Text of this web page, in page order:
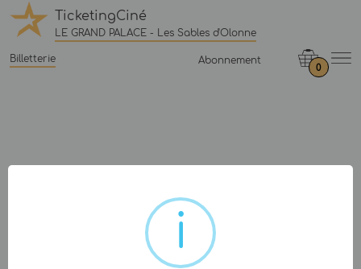
TicketingCiné
LE GRAND PALACE - Les Sables d'Olonne
Billetterie Abonnement
0